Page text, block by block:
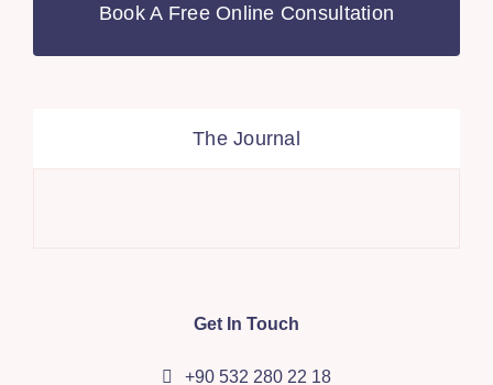
Book A Free Online Consultation
The Journal
Get In Touch
+90 532 280 22 18